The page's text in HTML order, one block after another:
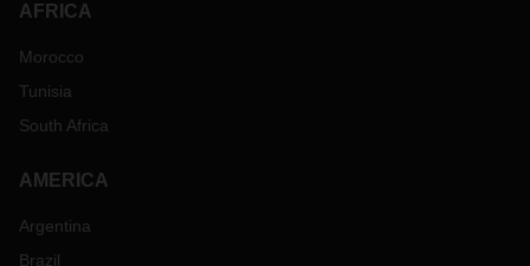
AFRICA
Morocco
Tunisia
South Africa
AMERICA
Argentina
Brazil